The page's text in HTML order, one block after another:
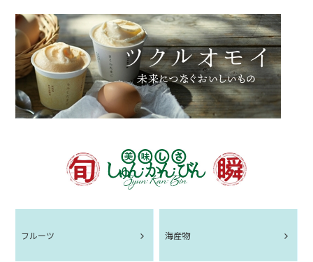
フルーツ 海産物